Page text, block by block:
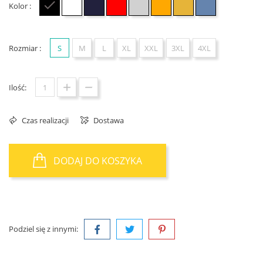
Kolor :
Rozmiar : S M L XL XXL 3XL 4XL
Ilość:
Czas realizacji Dostawa
DODAJ DO KOSZYKA
Podziel się z innymi: